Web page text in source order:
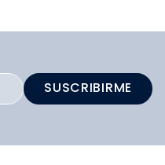
SUSCRIBIRME